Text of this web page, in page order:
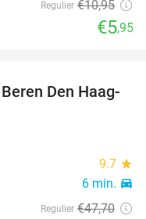
Regulier €10,95
€5,95
46%
Den Haag-
9.7 star
6 min. directions_car
Regulier €47,70